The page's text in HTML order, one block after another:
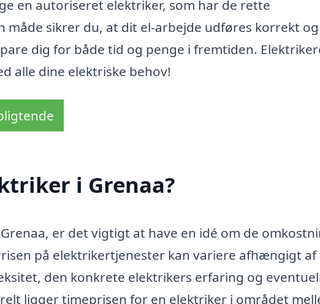
en autoriseret elektriker, som har de rette
måde sikrer du, at dit el-arbejde udføres korrekt og
dig for både tid og penge i fremtiden.
alle dine elektriske behov!
i Grenaa?
er det vigtigt at have en idé om de
på elektrikertjenester kan variere afhængigt af
den konkrete elektrikers erfaring og
ligger timeprisen for en elektriker i området